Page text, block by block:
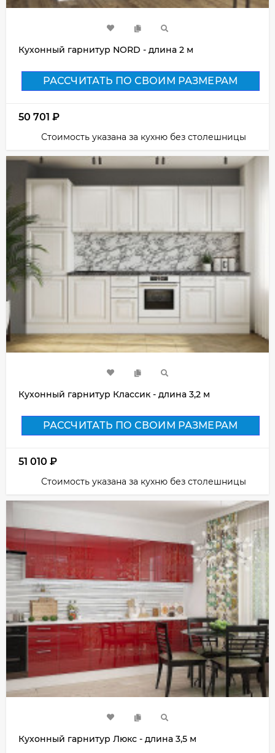
Кухонный гарнитур NORD - длина 2 м
РАССЧИТАТЬ ПО СВОИМ РАЗМЕРАМ
50 701 ₽
Стоимость указана за кухню без столешницы
Кухонный гарнитур Классик - длина 3,2 м
РАССЧИТАТЬ ПО СВОИМ РАЗМЕРАМ
51 010 ₽
Стоимость указана за кухню без столешницы
Кухонный гарнитур Люкс - длина 3,5 м